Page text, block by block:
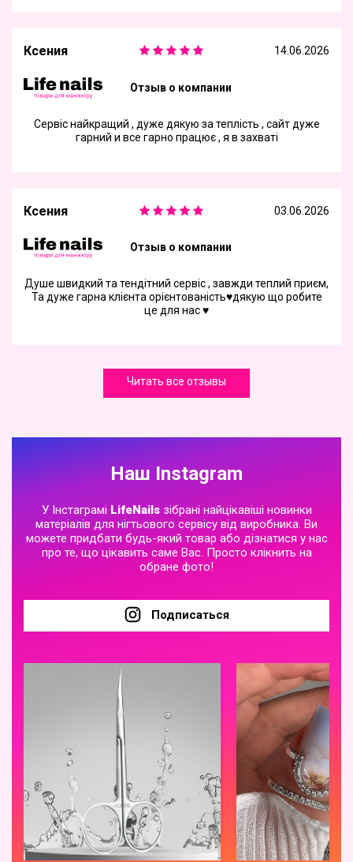
Ксения 14.06.2026
Отзыв о компании
Сервіс найкращий , дуже дякую за теплість , сайт дуже
гарний и все гарно працює , я в захваті
Ксения 03.06.2026
Отзыв о компании
Душе швидкий та тендітний сервіс , завжди теплий приєм,
Та дуже гарна клієнта орієнтованість♥️дякую що робите
це для нас ♥️
Читать все отзывы
Наш Instagram
У Інстаграмі LifeNailsзібрані найцікавіші новинки
матеріалів для нігтьового сервісу від виробника. Ви
можете придбати будь-який товар або дізнатися у нас
про те, що цікавить саме Вас. Просто клікнить на
обране фото!
Подписаться